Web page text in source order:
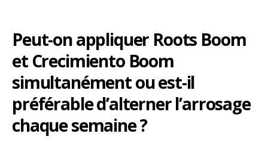
Peut-on appliquer Roots Boom
et Crecimiento Boom
simultanément ou est-il
préférable d’alterner l’arrosage
chaque semaine ?